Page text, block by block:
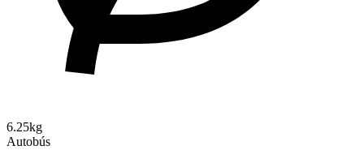
6.25kg
Autobús